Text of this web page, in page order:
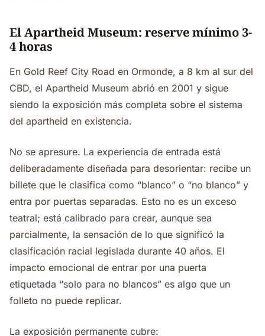
El Apartheid Museum: reserve mínimo 3-
4 horas
En Gold Reef City Road en Ormonde, a 8 km al sur del
CBD, el Apartheid Museum abrió en 2001 y sigue
siendo la exposición más completa sobre el sistema
del apartheid en existencia.
No se apresure. La experiencia de entrada está
deliberadamente diseñada para desorientar: recibe un
billete que le clasifica como “blanco” o “no blanco” y
entra por puertas separadas. Esto no es un exceso
teatral; está calibrado para crear, aunque sea
parcialmente, la sensación de lo que significó la
clasificación racial legislada durante 40 años. El
impacto emocional de entrar por una puerta
etiquetada “solo para no blancos” es algo que un
folleto no puede replicar.
La exposición permanente cubre: